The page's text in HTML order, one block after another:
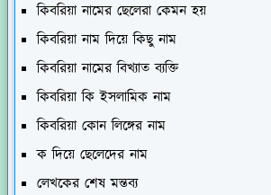
কিবরিয়া নামের ছেলেরা কেমন হয়
কিবরিয়া নাম দিয়ে কিছু নাম
কিবরিয়া নামের বিখ্যাত ব্যক্তি
কিবরিয়া কি ইসলামিক নাম
কিবরিয়া কোন লিঙ্গের নাম
ক দিয়ে ছেলেদের নাম
লেখকের শেষ মন্তব্য